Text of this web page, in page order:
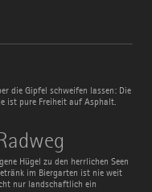
die Gipfel schweifen lassen: Die
ist pure Freiheit auf Asphalt.
Hügel zu den herrlichen Seen
im Biergarten ist nie weit
nur landschaftlich ein